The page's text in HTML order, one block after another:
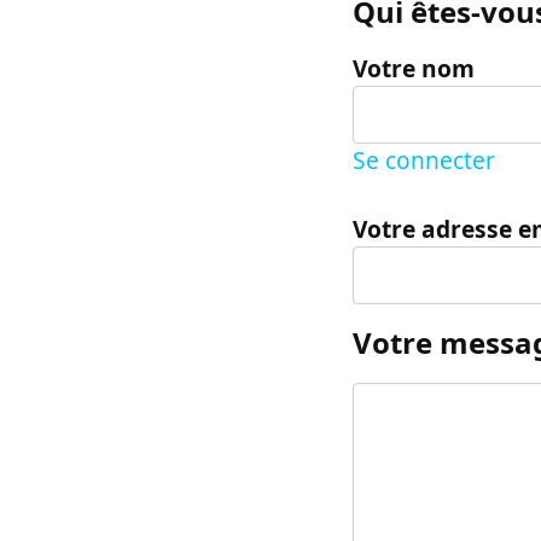
Qui êtes-
Votre nom
Se connecter
Votre adresse
Votre